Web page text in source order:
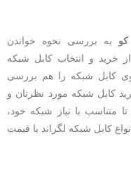
به بررسی نحوه خواندن
خرید و انتخاب کابل شبکه
روی کابل شبکه را هم بررسی
کابل شبکه مورد نظرتان و
تا متناسب با نیاز شبکه خود،
کابل شبکه لگراند با قیمت